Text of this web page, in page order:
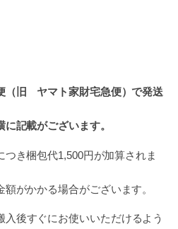
（旧 ヤマト家財宅急便）で発送
記載がございます。
き梱包代1,500円が加算されま
がかかる場合がございます。
入後すぐにお使いいただけるよう